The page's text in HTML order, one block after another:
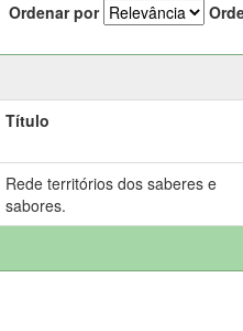
Ordenar por
Título
Rede territórios dos saberes e
sabores.